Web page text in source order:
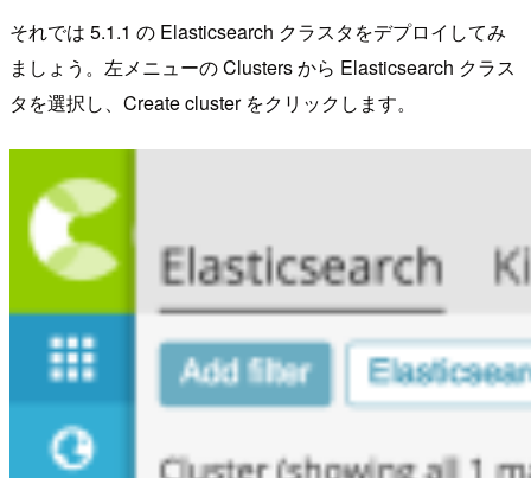
それでは 5.1.1 の Elasticsearch クラスタをデプロイしてみ
ましょう。左メニューの Clusters から Elasticsearch クラス
タを選択し、Create cluster をクリックします。